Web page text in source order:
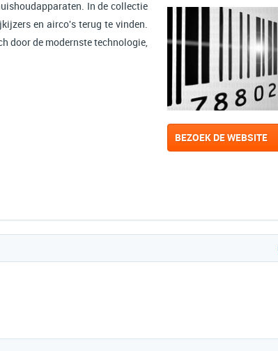
In de collectie
en airco's terug te vinden.
door de modernste technologie,
BEZOEK DE WEBSITE